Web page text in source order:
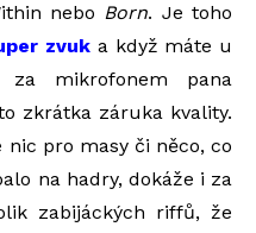
nebo Born. Je toho
zvuk a když máte u
mikrofonem pana
zkrátka záruka kvality.
nic pro masy či něco, co
na hadry, dokáže i za
zabijáckých riffů, že